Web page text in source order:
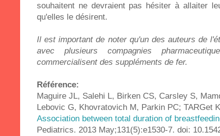
souhaitent ne devraient pas hésiter à allaiter
qu'elles le désirent.
Il est important de noter qu'un des auteurs de
avec plusieurs compagnies
commercialisent des suppléments de fer.
Référence:
Maguire JL, Salehi L, Birken CS, Carsley S,
Lebovic G, Khovratovich M, Parkin PC; TARGet
Association between total duration of
Pediatrics. 2013 May;131(5):e1530-7. doi: